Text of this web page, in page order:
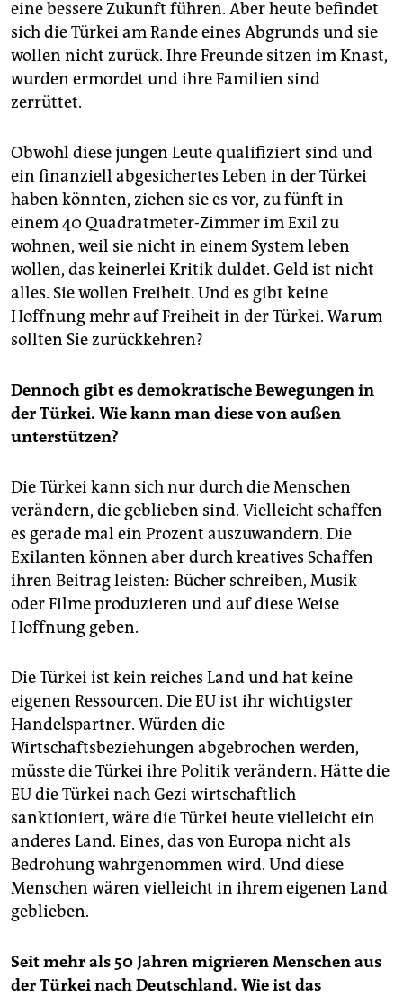
eine bessere Zukunft führen. Aber heute befindet
sich die Türkei am Rande eines Abgrunds und sie
wollen nicht zurück. Ihre Freunde sitzen im Knast,
wurden ermordet und ihre Familien sind
zerrüttet.
Obwohl diese jungen Leute qualifiziert sind und
ein finanziell abgesichertes Leben in der Türkei
haben könnten, ziehen sie es vor, zu fünft in
einem 40 Quadratmeter-Zimmer im Exil zu
wohnen, weil sie nicht in einem System leben
wollen, das keinerlei Kritik duldet. Geld ist nicht
alles. Sie wollen Freiheit. Und es gibt keine
Hoffnung mehr auf Freiheit in der Türkei. Warum
sollten Sie zurückkehren?
Dennoch gibt es demokratische Bewegungen in
der Türkei. Wie kann man diese von außen
unterstützen?
Die Türkei kann sich nur durch die Menschen
verändern, die geblieben sind. Vielleicht schaffen
es gerade mal ein Prozent auszuwandern. Die
Exilanten können aber durch kreatives Schaffen
ihren Beitrag leisten: Bücher schreiben, Musik
oder Filme produzieren und auf diese Weise
Hoffnung geben.
Die Türkei ist kein reiches Land und hat keine
eigenen Ressourcen. Die EU ist ihr wichtigster
Handelspartner. Würden die
Wirtschaftsbeziehungen abgebrochen werden,
müsste die Türkei ihre Politik verändern. Hätte die
EU die Türkei nach Gezi wirtschaftlich
sanktioniert, wäre die Türkei heute vielleicht ein
anderes Land. Eines, das von Europa nicht als
Bedrohung wahrgenommen wird. Und diese
Menschen wären vielleicht in ihrem eigenen Land
geblieben.
Seit mehr als 50 Jahren migrieren Menschen aus
der Türkei nach Deutschland. Wie ist das